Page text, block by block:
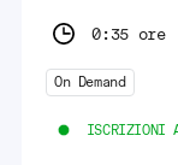
0:35 ore
On Demand
ISCRIZIONI